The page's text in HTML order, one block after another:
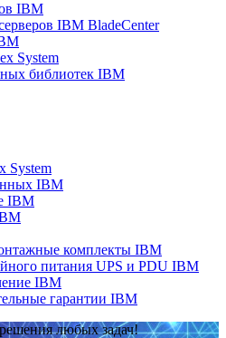
IBM
IBM BladeCenter
System
библиотек IBM
System
IBM
IBM
комплекты IBM
питания UPS и PDU IBM
IBM
гарантии IBM
любых задач!